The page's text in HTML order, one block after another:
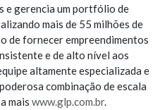
e gerencia um portfólio de
mais de 55 milhões de
de fornecer empreendimentos
e de alto nível aos
altamente especializada e
combinação de escala
mais www.glp.com.br.